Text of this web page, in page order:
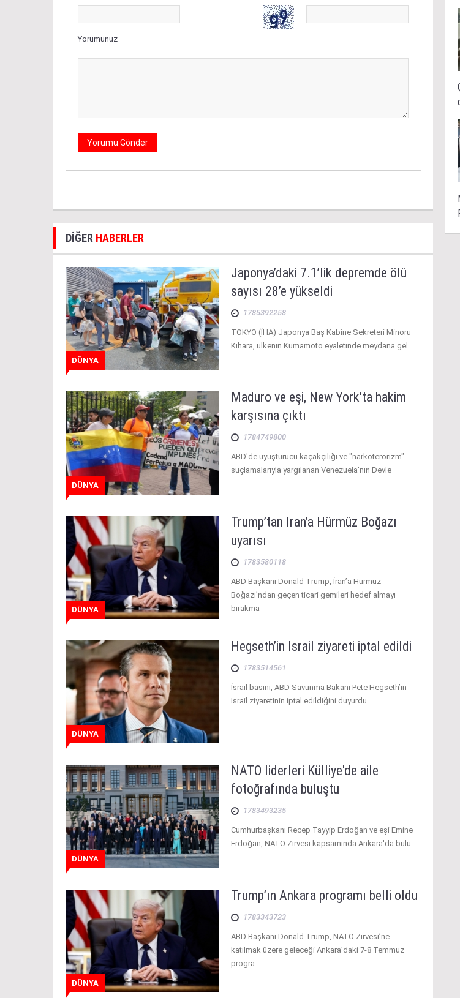
Yorumunuz
DİĞER HABERLER
DÜNYA
Japonya’daki 7.1’lik depremde ölü
sayısı 28’e yükseldi
1785392258
TOKYO (İHA) Japonya Baş Kabine Sekreteri Minoru
Kihara, ülkenin Kumamoto eyaletinde meydana gel
DÜNYA
Maduro ve eşi, New York'ta hakim
karşısına çıktı
1784749800
ABD'de uyuşturucu kaçakçılığı ve "narkoterörizm"
suçlamalarıyla yargılanan Venezuela'nın Devle
DÜNYA
Trump’tan İran’a Hürmüz Boğazı
uyarısı
1783580118
ABD Başkanı Donald Trump, İran’a Hürmüz
Boğazı’ndan geçen ticari gemileri hedef almayı
bırakma
DÜNYA
Hegseth’in İsrail ziyareti iptal edildi
1783514561
İsrail basını, ABD Savunma Bakanı Pete Hegseth’in
İsrail ziyaretinin iptal edildiğini duyurdu.
DÜNYA
NATO liderleri Külliye'de aile
fotoğrafında buluştu
1783493235
Cumhurbaşkanı Recep Tayyip Erdoğan ve eşi Emine
Erdoğan, NATO Zirvesi kapsamında Ankara'da bulu
DÜNYA
Trump’ın Ankara programı belli oldu
1783343723
ABD Başkanı Donald Trump, NATO Zirvesi’ne
katılmak üzere geleceği Ankara’daki 7-8 Temmuz
progra